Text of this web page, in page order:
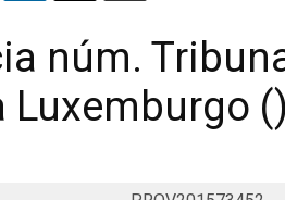
núm.
Luxemburgo